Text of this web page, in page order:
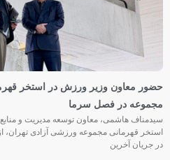
حضور معاون وزیر ورزش در استخر
مجموعه در فصل سرما
سیدمناف هاشمی، معاون توسعه مدیریت و
استخر قهرمانی مجموعه ورزشی آزادی تهران،
در جریان آخرین